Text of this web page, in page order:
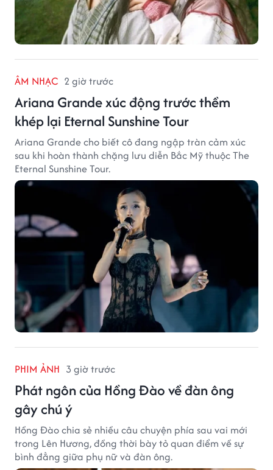
ÂM NHẠC 2 giờ trước
Ariana Grande xúc động trước thềm
khép lại Eternal Sunshine Tour
Ariana Grande cho biết cô đang ngập tràn cảm xúc
sau khi hoàn thành chặng lưu diễn Bắc Mỹ thuộc The
Eternal Sunshine Tour.
PHIM ẢNH 3 giờ trước
Phát ngôn của Hồng Đào về đàn ông
gây chú ý
Hồng Đào chia sẻ nhiều câu chuyện phía sau vai mới
trong Lên Hương, đồng thời bày tỏ quan điểm về sự
bình đẳng giữa phụ nữ và đàn ông.